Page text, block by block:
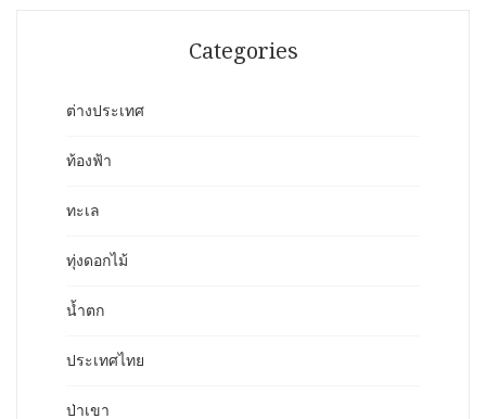
Categories
ต่างประเทศ
ท้องฟ้า
ทะเล
ทุ่งดอกไม้
น้ำตก
ประเทศไทย
ป่าเขา